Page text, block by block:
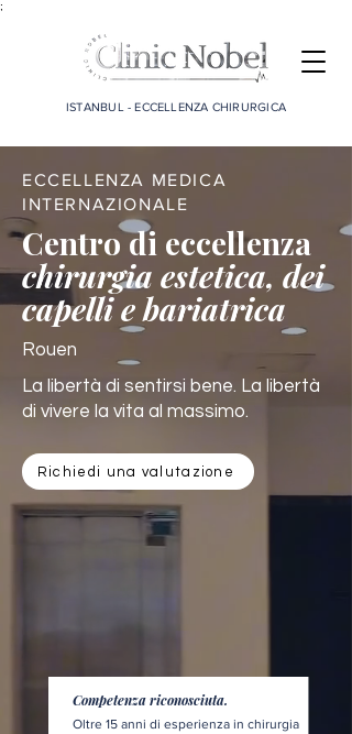
;
ISTANBUL - ECCELLENZA CHIRURGICA
ECCELLENZA MEDICA
INTERNAZIONALE
Centro di eccellenza
chirurgia estetica, dei
capelli e bariatrica
Rouen
La libertà di sentirsi bene. La libertà
di vivere la vita al massimo.
Richiedi una valutazione
Competenza riconosciuta.
Oltre 15 anni di esperienza in chirurgia